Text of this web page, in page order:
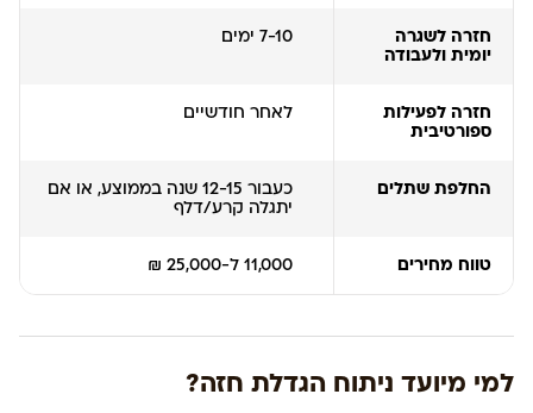
חזרה לשגרה
יומית ולעבודה
7-10 ימים
חזרה לפעילות
ספורטיבית
לאחר חודשיים
החלפת שתלים
כעבור 12-15 שנה בממוצע, או אם
יתגלה קרע/דלף
טווח מחירים 11,000 ל-25,000 ₪
למי מיועד ניתוח הגדלת חזה?